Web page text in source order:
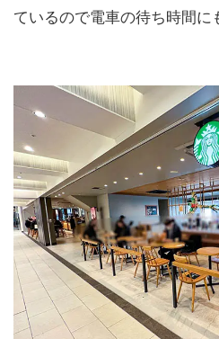
ているので電車の待ち時間に